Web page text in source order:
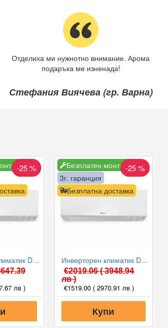
Отделиха ми нужнотно внимание. Арома
подаръка ме изненада!
Стефания Виячева (гр. Варна)
-25 %
Инверторен климатик Daikin FTXM25A/RXM25A PERFERA WiFi 2024, 9000 BTU, Клас A+++
лв )
Безплатен монтаж
Безплатна доставка
3г. гаранция
-25 %
Инверторен климатик Daikin FTXM35A/RXM35A PERFERA WiFi 2024, 12000 BTU, Клас A+++
€2019.06( 3948.94
лв )
€1519.00 ( 2970.91 лв )
Купи